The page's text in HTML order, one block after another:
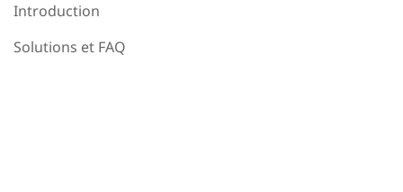
Introduction
Solutions et FAQ